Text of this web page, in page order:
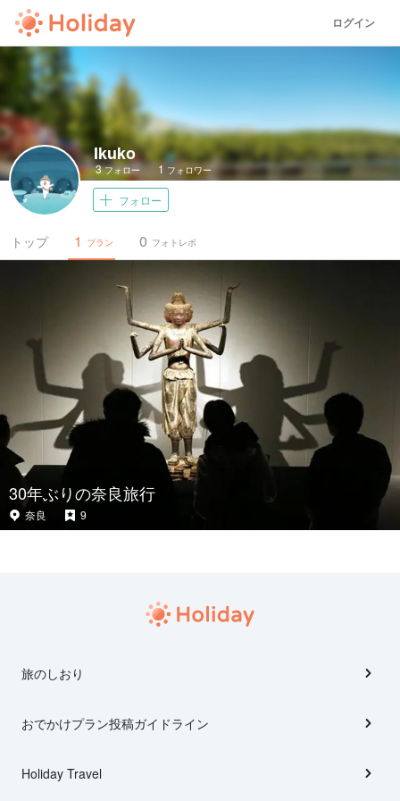
ログイン
Ikuko
3フォロー 1 フォロワー
フォロー
トップ プラン
1 フォトレポ
0
30年ぶりの奈良旅行
奈良 9
旅のしおり
おでかけプラン投稿ガイドライン
Holiday Travel